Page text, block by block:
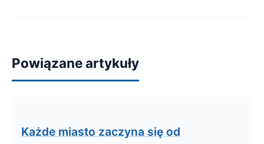
Powiązane artykuły
Każde miasto zaczyna się od